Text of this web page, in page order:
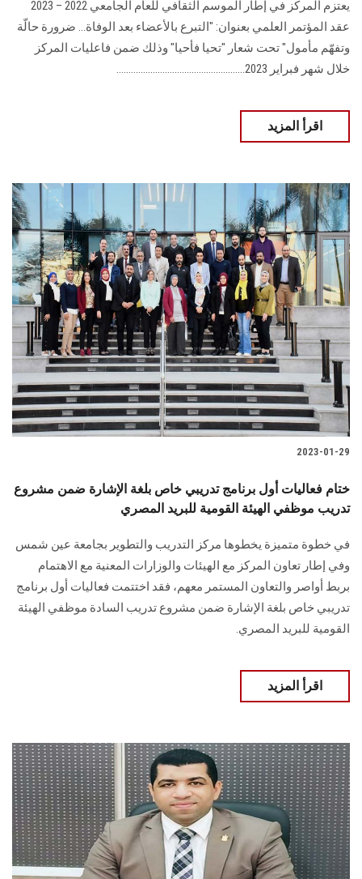
يعتزم المركز في إطار الموسم الثقافي للعام الجامعي 2022 – 2023
عقد المؤتمر العلمي بعنوان: "التبرع بالأعضاء بعد الوفاة... ضرورة حالّة
وتفهّم مأمول" تحت شعار "تحيا فأحيا" وذلك ضمن فاعليات المركز
خلال شهر فبراير 2023.....................................................
اقرأ المزيد
2023-01-29
ختام فعاليات أول برنامج تدريبي خاص بلغة الإشارة ضمن مشروع
تدريب موظفي الهيئة القومية للبريد المصري
في خطوة متميزة يخطوها مركز التدريب والتطوير بجامعة عين شمس
وفي إطار تعاون المركز مع الهيئات والوزارات المعنية مع الاهتمام
بربط أواصر والتعاون المستمر معهم، فقد اختتمت فعاليات أول برنامج
تدريبي خاص بلغة الإشارة ضمن مشروع تدريب السادة موظفي الهيئة
القومية للبريد المصري.
اقرأ المزيد